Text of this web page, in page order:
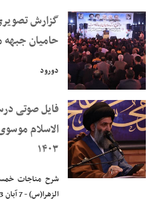
گزارش تصویری از اجتماع بزرگ
حامیان جبهه مقاومت - بخش اول
دورود
فایل صوتی درس اخلاق حجت
الاسلام موسوی مطلق - ۷ آبان
۱۴۰۳
شرح مناجات خمسه عشر - دارالبکاء فاطمه